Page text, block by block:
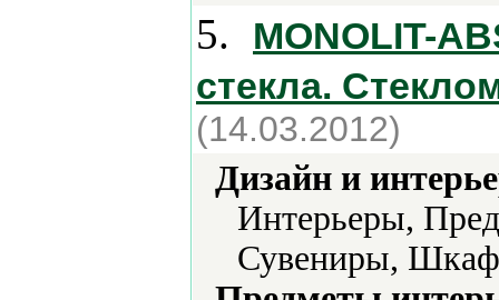
5.
MONOLIT-
стекла.
(14.03.2012)
Дизайн и
Интерьеры,
Сувениры,